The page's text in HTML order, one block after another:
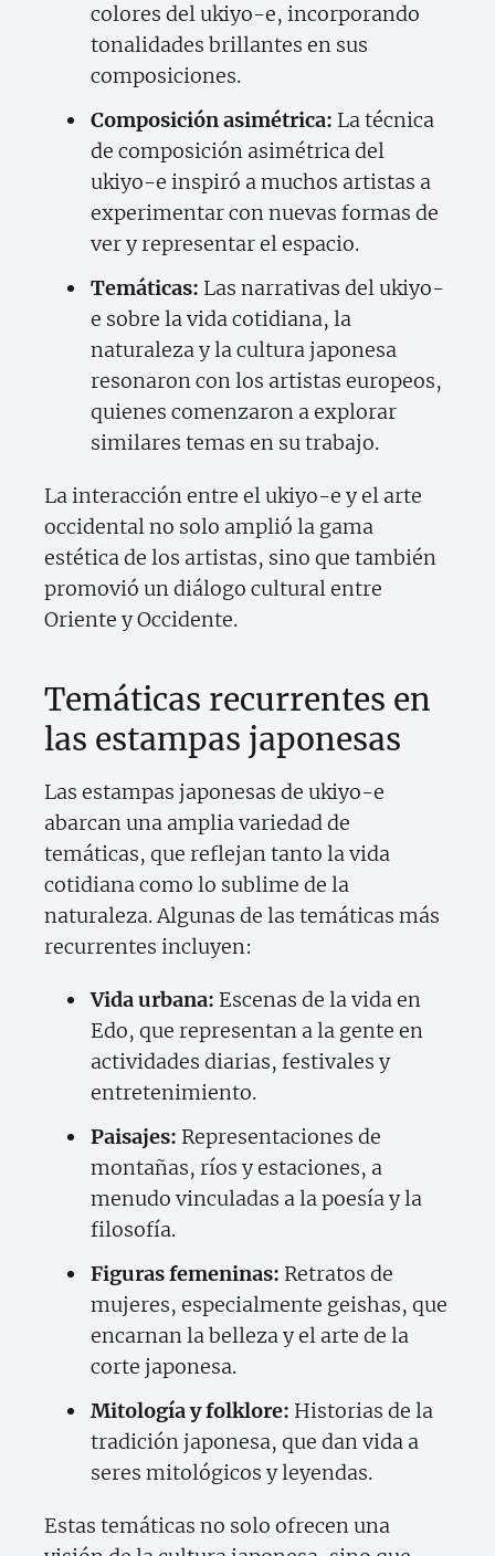
colores del ukiyo-e, incorporando
tonalidades brillantes en sus
composiciones.
Composición asimétrica: La técnica
de composición asimétrica del
ukiyo-e inspiró a muchos artistas a
experimentar con nuevas formas de
ver y representar el espacio.
Temáticas: Las narrativas del ukiyo-
e sobre la vida cotidiana, la
naturaleza y la cultura japonesa
resonaron con los artistas europeos,
quienes comenzaron a explorar
similares temas en su trabajo.
La interacción entre el ukiyo-e y el arte
occidental no solo amplió la gama
estética de los artistas, sino que también
promovió un diálogo cultural entre
Oriente y Occidente.
Temáticas recurrentes en
las estampas japonesas
Las estampas japonesas de ukiyo-e
abarcan una amplia variedad de
temáticas, que reflejan tanto la vida
cotidiana como lo sublime de la
naturaleza. Algunas de las temáticas más
recurrentes incluyen:
Vida urbana: Escenas de la vida en
Edo, que representan a la gente en
actividades diarias, festivales y
entretenimiento.
Paisajes: Representaciones de
montañas, ríos y estaciones, a
menudo vinculadas a la poesía y la
filosofía.
Figuras femeninas: Retratos de
mujeres, especialmente geishas, que
encarnan la belleza y el arte de la
corte japonesa.
Mitología y folklore: Historias de la
tradición japonesa, que dan vida a
seres mitológicos y leyendas.
Estas temáticas no solo ofrecen una